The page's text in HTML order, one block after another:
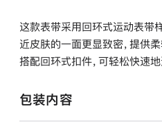
这款表带采用回环式运动表带
近皮肤的一面更显致密，提供
搭配回环式扣件，可轻松快速地
包装内容